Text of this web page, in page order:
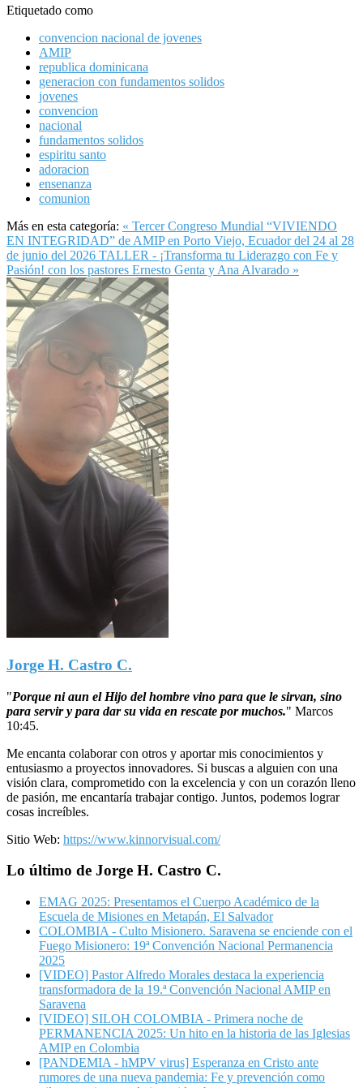
Etiquetado como
convencion nacional de jovenes
AMIP
republica dominicana
generacion con fundamentos solidos
jovenes
convencion
nacional
fundamentos solidos
espiritu santo
adoracion
ensenanza
comunion
Más en esta categoría: « Tercer Congreso Mundial “VIVIENDO
EN INTEGRIDAD” de AMIP en Porto Viejo, Ecuador del 24 al 28
de junio del 2026 TALLER - ¡Transforma tu Liderazgo con Fe y
Pasión! con los pastores Ernesto Genta y Ana Alvarado »
Jorge H. Castro C.
"Porque ni aun el Hijo del hombre vino para que le sirvan, sino
para servir y para dar su vida en rescate por muchos." Marcos
10:45.
Me encanta colaborar con otros y aportar mis conocimientos y
entusiasmo a proyectos innovadores. Si buscas a alguien con una
visión clara, comprometido con la excelencia y con un corazón lleno
de pasión, me encantaría trabajar contigo. Juntos, podemos lograr
cosas increíbles.
Sitio Web: https://www.kinnorvisual.com/
Lo último de Jorge H. Castro C.
EMAG 2025: Presentamos el Cuerpo Académico de la
Escuela de Misiones en Metapán, El Salvador
COLOMBIA - Culto Misionero. Saravena se enciende con el
Fuego Misionero: 19ª Convención Nacional Permanencia
2025
[VIDEO] Pastor Alfredo Morales destaca la experiencia
transformadora de la 19.ª Convención Nacional AMIP en
Saravena
[VIDEO] SILOH COLOMBIA - Primera noche de
PERMANENCIA 2025: Un hito en la historia de las Iglesias
AMIP en Colombia
[PANDEMIA - hMPV virus] Esperanza en Cristo ante
rumores de una nueva pandemia: Fe y prevención como